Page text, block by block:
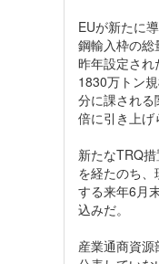
EUが新たに
鋼輸入枠の総
昨年設定さ
1830万トン
分に課され
倍に引き上げ
新たなTRQ
を経たのち
する来年6月
込みだ。
産業通商資